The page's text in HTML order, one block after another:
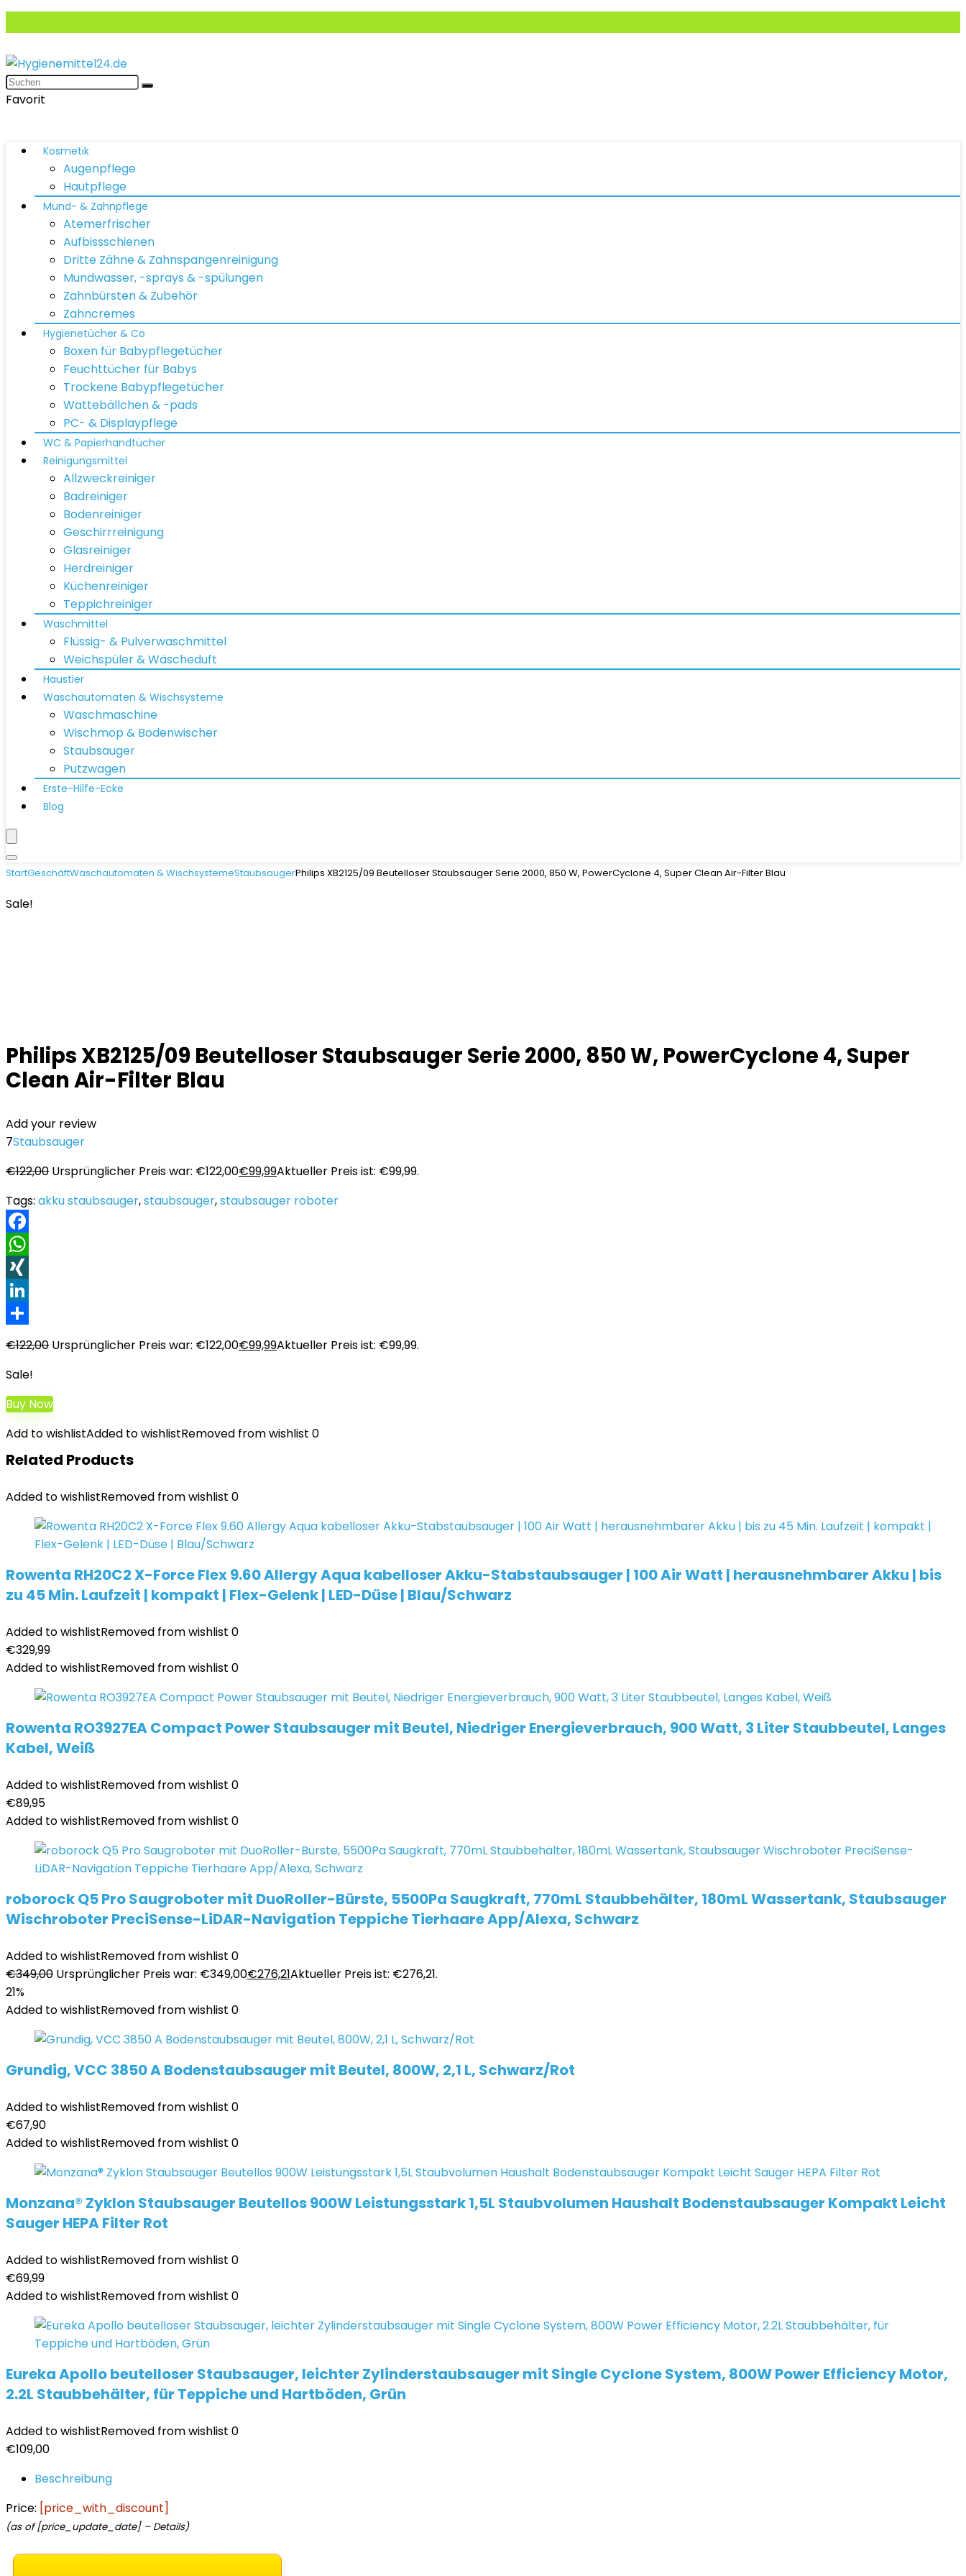
Favorit
Kosmetik
Augenpflege
Hautpflege
Mund- & Zahnpflege
Atemerfrischer
Aufbissschienen
Dritte Zähne & Zahnspangenreinigung
Mundwasser, -sprays & -spülungen
Zahnbürsten & Zubehör
Zahncremes
Hygienetücher & Co
Boxen für Babypflegetücher
Feuchttücher für Babys
Trockene Babypflegetücher
Wattebällchen & -pads
PC- & Displaypflege
WC & Papierhandtücher
Reinigungsmittel
Allzweckreiniger
Badreiniger
Bodenreiniger
Geschirrreinigung
Glasreiniger
Herdreiniger
Küchenreiniger
Teppichreiniger
Waschmittel
Flüssig- & Pulverwaschmittel
Weichspüler & Wäscheduft
Haustier
Waschautomaten & Wischsysteme
Waschmaschine
Wischmop & Bodenwischer
Staubsauger
Putzwagen
Erste-Hilfe-Ecke
Blog
StartGeschäftWaschautomaten & WischsystemeStaubsaugerPhilips XB2125/09 Beutelloser Staubsauger Serie 2000, 850 W, PowerCyclone 4, Super Clean Air-Filter Blau
Sale!
Philips XB2125/09 Beutelloser Staubsauger Serie 2000, 850 W, PowerCyclone 4, Super
Clean Air-Filter Blau
Add your review
7Staubsauger
€122,00 Ursprünglicher Preis war: €122,00€99,99Aktueller Preis ist: €99,99.
Tags: akku staubsauger,staubsauger,staubsauger roboter
Facebook
WhatsApp
XING
LinkedIn
€122,00 Ursprünglicher Preis war: €122,00€99,99Aktueller Preis ist: €99,99.
Sale!
Buy Now
Add to wishlistAdded to wishlistRemoved from wishlist 0
Related Products
Added to wishlistRemoved from wishlist 0
Rowenta RH20C2 X-Force Flex 9.60 Allergy Aqua kabelloser Akku-Stabstaubsauger | 100 Air Watt | herausnehmbarer Akku | bis
zu 45 Min. Laufzeit | kompakt | Flex-Gelenk | LED-Düse | Blau/Schwarz
Added to wishlistRemoved from wishlist 0
€329,99
Added to wishlistRemoved from wishlist 0
Rowenta RO3927EA Compact Power Staubsauger mit Beutel, Niedriger Energieverbrauch, 900 Watt, 3 Liter Staubbeutel, Langes
Kabel, Weiß
Added to wishlistRemoved from wishlist 0
€89,95
Added to wishlistRemoved from wishlist 0
roborock Q5 Pro Saugroboter mit DuoRoller-Bürste, 5500Pa Saugkraft, 770mL Staubbehälter, 180mL Wassertank, Staubsauger
Wischroboter PreciSense-LiDAR-Navigation Teppiche Tierhaare App/Alexa, Schwarz
Added to wishlistRemoved from wishlist 0
€349,00 Ursprünglicher Preis war: €349,00€276,21Aktueller Preis ist: €276,21.
21%
Added to wishlistRemoved from wishlist 0
Grundig, VCC 3850 A Bodenstaubsauger mit Beutel, 800W, 2,1 L, Schwarz/Rot
Added to wishlistRemoved from wishlist 0
€67,90
Added to wishlistRemoved from wishlist 0
Monzana® Zyklon Staubsauger Beutellos 900W Leistungsstark 1,5L Staubvolumen Haushalt Bodenstaubsauger Kompakt Leicht
Sauger HEPA Filter Rot
Added to wishlistRemoved from wishlist 0
€69,99
Added to wishlistRemoved from wishlist 0
Eureka Apollo beutelloser Staubsauger, leichter Zylinderstaubsauger mit Single Cyclone System, 800W Power Efficiency Motor,
2.2L Staubbehälter, für Teppiche und Hartböden, Grün
Added to wishlistRemoved from wishlist 0
€109,00
Beschreibung
Price: [price_with_discount]
(as of [price_update_date] – Details)